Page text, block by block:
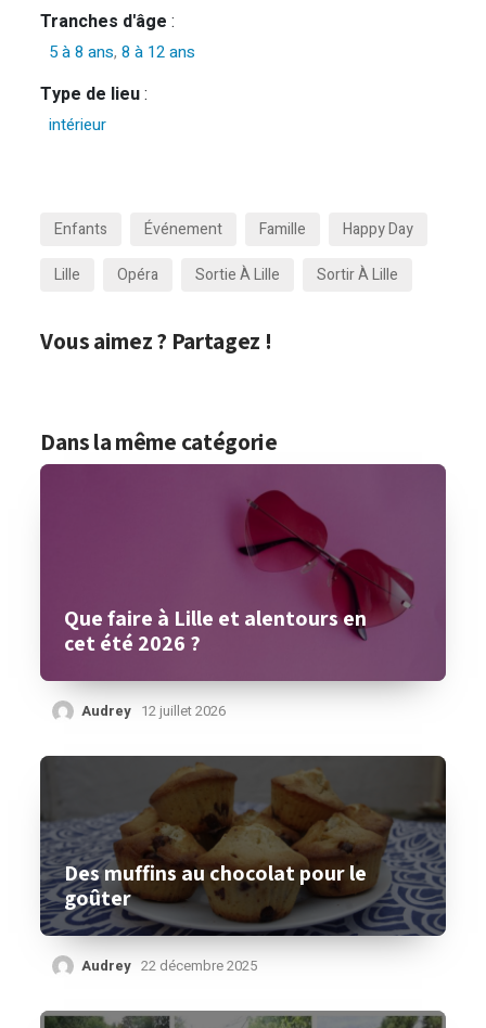
Tranches d'âge :
5 à 8 ans,8 à 12 ans
Type de lieu:
intérieur
Enfants Événement Famille
Happy Day
Lille
Opéra Sortie À Lille Sortir À Lille
Vous aimez ? Partagez !
Dans la même catégorie
Que faire à Lille et alentours en
cet été 2026 ?
Audrey 12 juillet 2026
Des muffins au chocolat pour le
goûter
Audrey 22 décembre 2025